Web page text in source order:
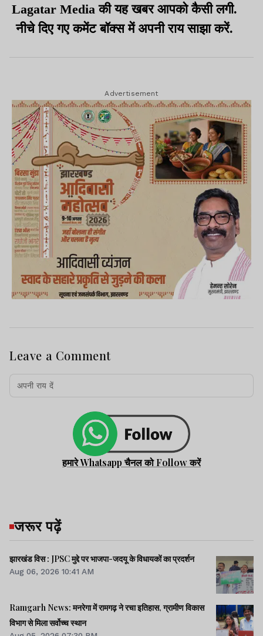
Lagatar Media की यह खबर आपको कैसी लगी.
नीचे दिए गए कमेंट बॉक्स में अपनी राय साझा करें.
Advertisement
Leave a Comment
हमारे Whatsapp चैनल को Follow करें
जरूर पढ़ें
झारखंड विस : JPSC मुद्दे पर भाजपा-जदयू के विधायकों का प्रदर्शन
Aug 06, 2026 10:41 AM
Ramgarh News: मनरेगा में रामगढ़ ने रचा इतिहास, ग्रामीण विकास
विभाग से मिला सर्वोच्च स्थान